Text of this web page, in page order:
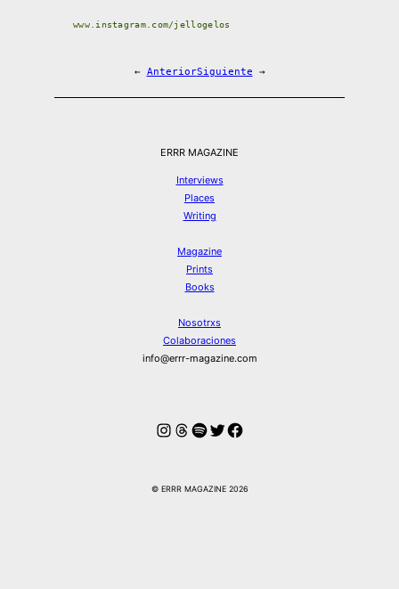
www.instagram.com/jellogelos
← AnteriorSiguiente →
ERRR MAGAZINE
Interviews
Places
Writing
Magazine
Prints
Books
Nosotrxs
Colaboraciones
info@errr-magazine.com
Instagram
Hilos
Spotify
Twitter
Facebook
© ERRR MAGAZINE 2026